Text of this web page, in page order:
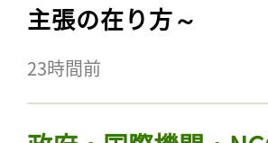
主張の在り方～
23時間前